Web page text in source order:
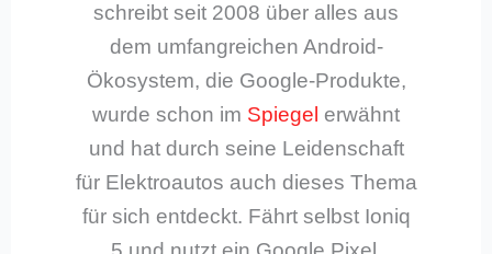
schreibt seit 2008 über alles aus
dem umfangreichen Android-
Ökosystem, die Google-Produkte,
wurde schon im Spiegel erwähnt
und hat durch seine Leidenschaft
für Elektroautos auch dieses Thema
für sich entdeckt. Fährt selbst Ioniq